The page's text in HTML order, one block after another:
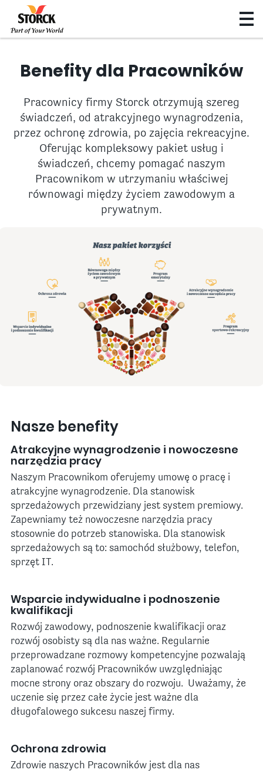
Benefity dla Pracowników
Pracownicy firmy Storck otrzymują szereg
świadczeń, od atrakcyjnego wynagrodzenia,
przez ochronę zdrowia, po zajęcia rekreacyjne.
Oferując kompleksowy pakiet usług i
świadczeń, chcemy pomagać naszym
Pracownikom w utrzymaniu właściwej
równowagi między życiem zawodowym a
prywatnym.
Nasze benefity
Atrakcyjne wynagrodzenie i nowoczesne
narzędzia pracy
Naszym Pracownikom oferujemy umowę o pracę i
atrakcyjne wynagrodzenie. Dla stanowisk
sprzedażowych przewidziany jest system premiowy.
Zapewniamy też nowoczesne narzędzia pracy
stosownie do potrzeb stanowiska. Dla stanowisk
sprzedażowych są to: samochód służbowy, telefon,
sprzęt IT.
Wsparcie indywidualne i podnoszenie
kwalifikacji
Rozwój zawodowy, podnoszenie kwalifikacji oraz
rozwój osobisty są dla nas ważne. Regularnie
przeprowadzane rozmowy kompetencyjne pozwalają
zaplanować rozwój Pracowników uwzględniając
mocne strony oraz obszary do rozwoju. Uważamy, że
uczenie się przez całe życie jest ważne dla
długofalowego sukcesu naszej firmy.
Ochrona zdrowia
Zdrowie naszych Pracowników jest dla nas